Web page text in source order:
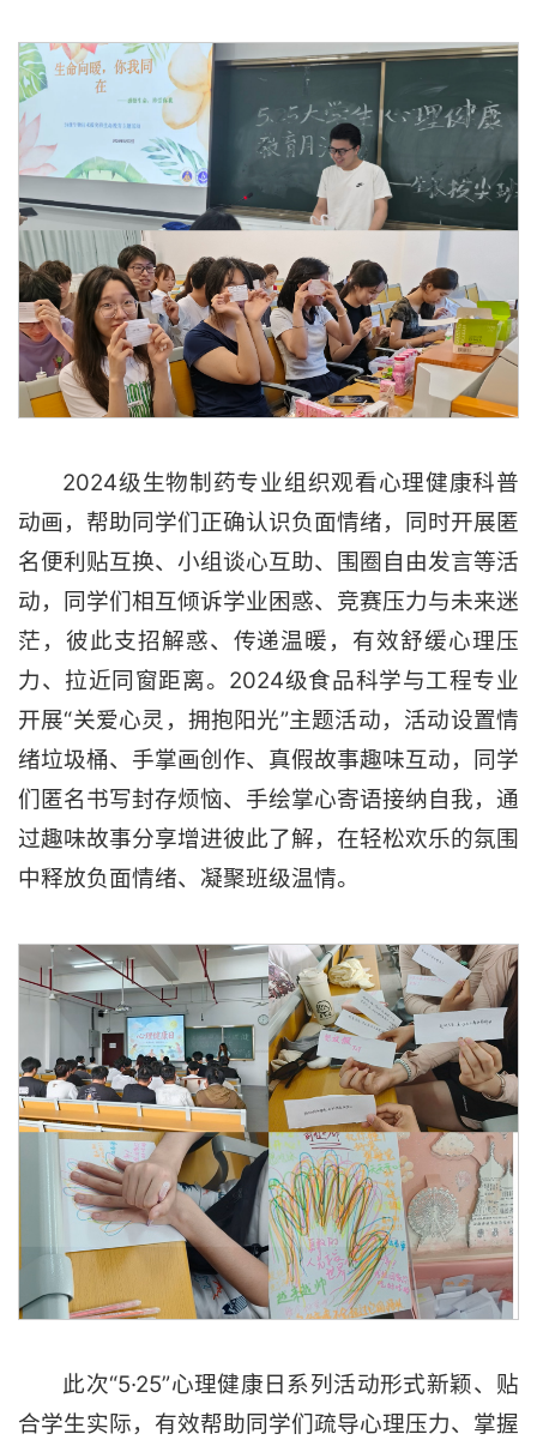
2024级生物制药专业组织观看心理健康科普
动画，帮助同学们正确认识负面情绪，同时开展匿
名便利贴互换、小组谈心互助、围圈自由发言等活
动，同学们相互倾诉学业困惑、竞赛压力与未来迷
茫，彼此支招解惑、传递温暖，有效舒缓心理压
力、拉近同窗距离。2024级食品科学与工程专业
开展“关爱心灵，拥抱阳光”主题活动，活动设置情
绪垃圾桶、手掌画创作、真假故事趣味互动，同学
们匿名书写封存烦恼、手绘掌心寄语接纳自我，通
过趣味故事分享增进彼此了解，在轻松欢乐的氛围
中释放负面情绪、凝聚班级温情。
此次“5·25”心理健康日系列活动形式新颖、贴
合学生实际，有效帮助同学们疏导心理压力、掌握